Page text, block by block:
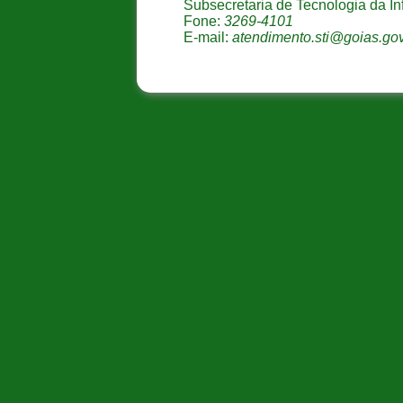
Subsecretaria de Tecnologia da
Fone:3269-4101
E-mail: